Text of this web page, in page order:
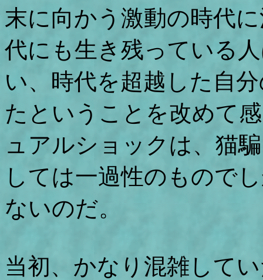
末に向かう激動の時代
代にも生き残っている
い、時代を超越した自
たということを改めて
ュアルショックは、猫
しては一過性のもので
ないのだ。
当初、かなり混雑して